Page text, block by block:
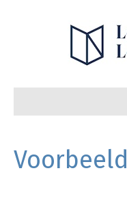
Voorbeeld